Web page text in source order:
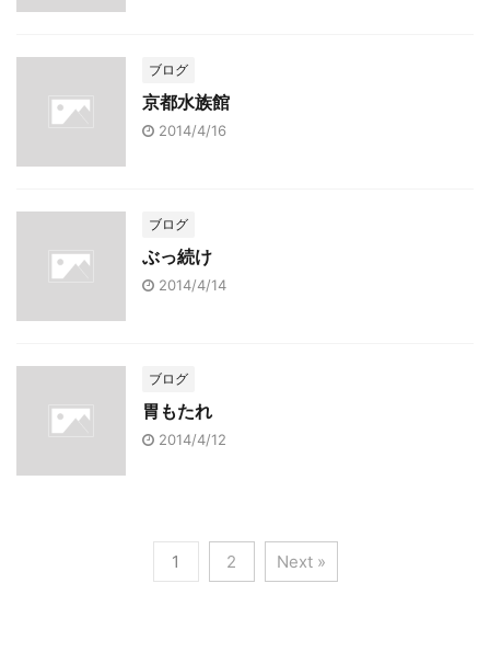
ブログ
京都水族館
2014/4/16
ブログ
ぶっ続け
2014/4/14
ブログ
胃もたれ
2014/4/12
1 2 Next »